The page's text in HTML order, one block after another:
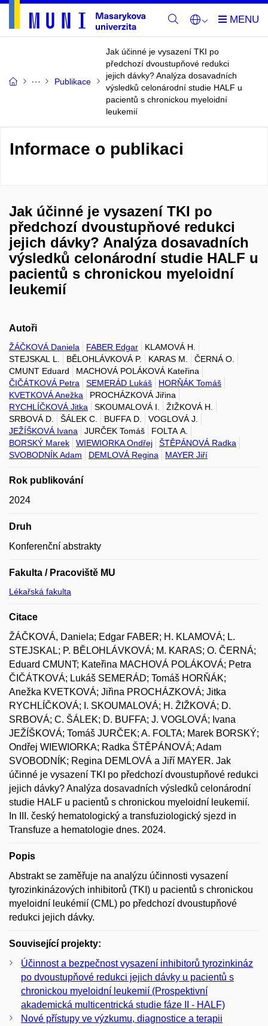
Publikace
Jak účinné je vysazení TKI po
předchozí dvoustupňové redukci
jejich dávky? Analýza dosavadních
výsledků celonárodní studie HALF u
pacientů s chronickou myeloidní
leukemií
Informace o publikaci
Jak účinné je vysazení TKI po
předchozí dvoustupňové redukci
jejich dávky? Analýza dosavadních
výsledků celonárodní studie HALF u
pacientů s chronickou myeloidní
leukemií
Autoři
ŽÁČKOVÁ Daniela FABER Edgar
KLAMOVÁ H.
STEJSKAL L.
BĚLOHLÁVKOVÁ P. KARAS M.
ČERNÁ O.
CMUNT Eduard
MACHOVÁ POLÁKOVÁ Kateřina
ČIČÁTKOVÁ Petra
SEMERÁD Lukáš
HORŇÁK Tomáš
KVETKOVÁ Anežka
PROCHÁZKOVÁ Jiřina
RYCHLÍČKOVÁ Jitka
SKOUMALOVÁ I.
ŽIŽKOVÁ H.
SRBOVÁ D.
ŠÁLEK C. BUFFA D.
VOGLOVÁ J.
JEŽÍŠKOVÁ Ivana
JURČEK Tomáš
FOLTA A.
BORSKÝ Marek
WIEWIORKA Ondřej
ŠTĚPÁNOVÁ Radka
SVOBODNÍK Adam
DEMLOVÁ Regina MAYER Jiří
Rok publikování
2024
Druh
Konferenční abstrakty
Fakulta / Pracoviště MU
Lékařská fakulta
Citace
ŽÁČKOVÁ, Daniela; Edgar FABER; H. KLAMOVÁ; L.
STEJSKAL; P. BĚLOHLÁVKOVÁ; M. KARAS; O. ČERNÁ;
Eduard CMUNT; Kateřina MACHOVÁ POLÁKOVÁ; Petra
ČIČÁTKOVÁ; Lukáš SEMERÁD; Tomáš HORŇÁK;
Anežka KVETKOVÁ; Jiřina PROCHÁZKOVÁ; Jitka
RYCHLÍČKOVÁ; I. SKOUMALOVÁ; H. ŽIŽKOVÁ; D.
SRBOVÁ; C. ŠÁLEK; D. BUFFA; J. VOGLOVÁ; Ivana
JEŽÍŠKOVÁ; Tomáš JURČEK; A. FOLTA; Marek BORSKÝ;
Ondřej WIEWIORKA; Radka ŠTĚPÁNOVÁ; Adam
SVOBODNÍK; Regina DEMLOVÁ a Jiří MAYER. Jak
účinné je vysazení TKI po předchozí dvoustupňové redukci
jejich dávky? Analýza dosavadních výsledků celonárodní
studie HALF u pacientů s chronickou myeloidní leukemií.
In III. český hematologický a transfuziologický sjezd in
Transfuze a hematologie dnes. 2024.
Popis
Abstrakt se zaměřuje na analýzu účinnosti vysazení
tyrozinkinázových inhibitorů (TKI) u pacientů s chronickou
myeloidní leukémií (CML) po předchozí dvoustupňové
redukci jejich dávky.
Související projekty:
Účinnost a bezpečnost vysazení inhibitorů tyrozinkináz
po dvoustupňové redukci jejich dávky u pacientů s
chronickou myeloidní leukemií (Prospektivní
akademická multicentrická studie fáze II - HALF)
Nové přístupy ve výzkumu, diagnostice a terapii